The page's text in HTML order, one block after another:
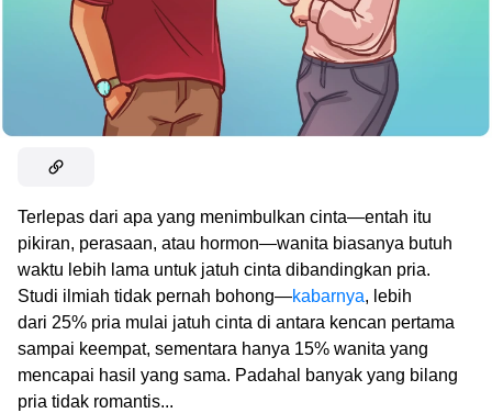
Terlepas dari apa yang menimbulkan cinta—entah itu
pikiran, perasaan, atau hormon—wanita biasanya butuh
waktu lebih lama untuk jatuh cinta dibandingkan pria.
Studi ilmiah tidak pernah bohong—kabarnya, lebih
dari 25% pria mulai jatuh cinta di antara kencan pertama
sampai keempat, sementara hanya 15% wanita yang
mencapai hasil yang sama. Padahal banyak yang bilang
pria tidak romantis...